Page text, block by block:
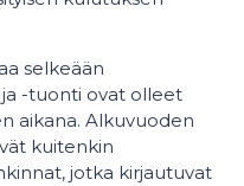
selkeään
ja -tuonti ovat olleet
aikana. Alkuvuoden
kuitenkin
jotka kirjautuvat